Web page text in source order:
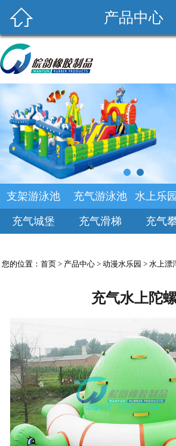
 产品中心
支架游泳池 充气游泳池 水上乐
充气城堡 充气滑梯 充气
您的位置： 首页 > 产品中心 > 动漫水乐园 > 水上漂
充气水上陀